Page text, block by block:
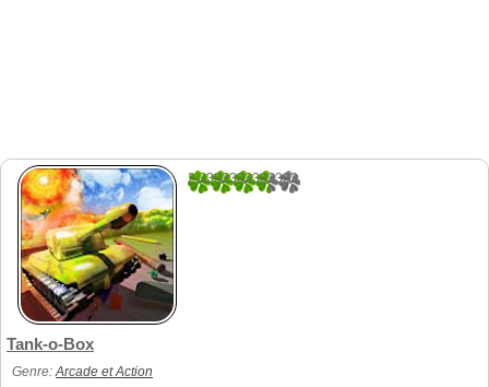
2.3333333333333
Tank-o-Box
Genre:Arcade et Action